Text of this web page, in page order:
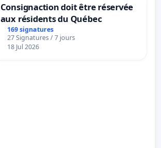
Consignaction doit être réservée
aux résidents du Québec
169 signatures
27 Signatures / 7 jours
18 Jul 2026